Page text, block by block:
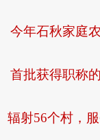
今年石秋家庭
首批获得职称
辐射56个村，